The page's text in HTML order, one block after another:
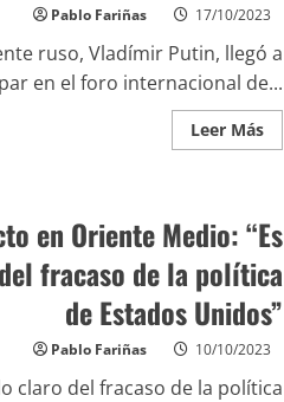
Pablo Fariñas 17/10/2023
ruso, Vladímir Putin, llegó a
en el foro internacional de...
Leer Más
en Oriente Medio: “Es
fracaso de la política
de Estados Unidos”
Pablo Fariñas 10/10/2023
claro del fracaso de la política